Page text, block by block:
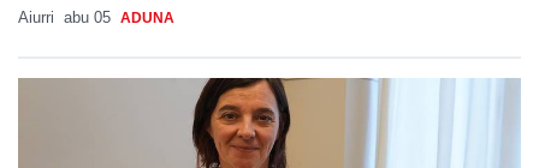
Aiurri abu 05 ADUNA